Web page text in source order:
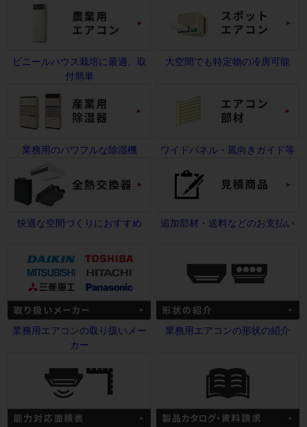
ビニールハウス栽培に最適、取
付簡単
大空間でも特定物の冷房可能
業務用のパワフルな除湿機 ワイドパネル・風向きガイド等
快適な空間づくりにおすすめ 追加部材・送料などのお支払い
業務用エアコンの取り扱いメー
カー
業務用エアコンの形状の紹介